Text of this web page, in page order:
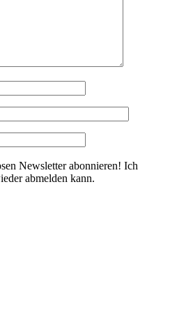
Newsletter abonnieren! Ich
abmelden kann.